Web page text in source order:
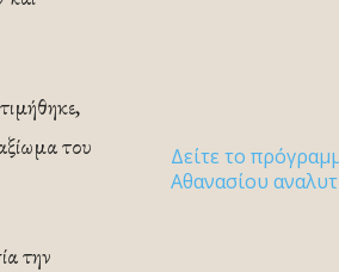
του
την
Δείτε το
Αθανασίου